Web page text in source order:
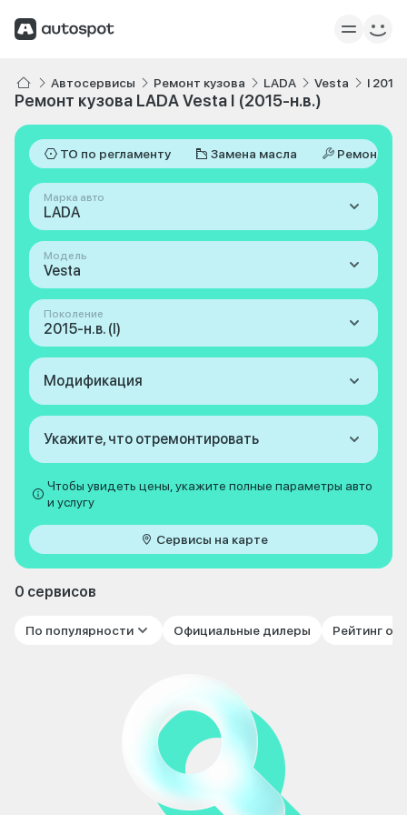
Автосервисы Ремонт кузова LADA Vesta I
Ремонт кузова LADA Vesta I (2015-н.в.)
ТО по регламенту Замена масла Ремонт
Марка авто
LADA
Модель
Vesta
Поколение
2015-н.в. (I)
Модификация
Укажите, что отремонтировать
Чтобы увидеть цены, укажите полные параметры авто
и услугу
Сервисы на карте
0 сервисов
По популярности Официальные дилеры Рейтинг